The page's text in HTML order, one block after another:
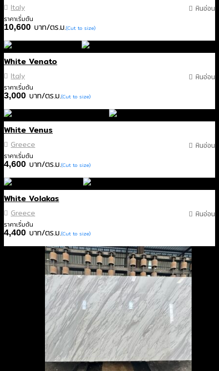
หินอ่อน
Italy
ราคาเริ่มต้น
10,600 บาท/ตร.ม.(Cut to size)
หินอ่อน
White Venato
Italy
ราคาเริ่มต้น
3,000 บาท/ตร.ม.(Cut to size)
หินอ่อน
White Venus
Greece
ราคาเริ่มต้น
4,600 บาท/ตร.ม.(Cut to size)
หินอ่อน
White Volakas
Greece
ราคาเริ่มต้น
4,400 บาท/ตร.ม.(Cut to size)